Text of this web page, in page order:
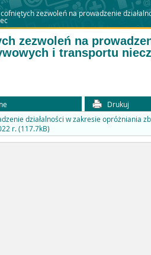
zezwoleń na prowadzenie
zezwoleń na
i transportu
Drukuj
działalności w zakresie opróżniania
r. (117.7kB)